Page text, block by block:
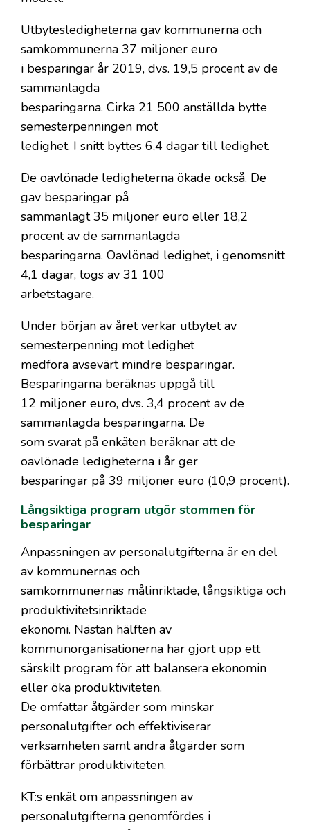
Utbytesledigheterna gav kommunerna och
samkommunerna 37 miljoner euro
i besparingar år 2019, dvs. 19,5 procent av de
sammanlagda
besparingarna. Cirka 21 500 anställda bytte
semesterpenningen mot
ledighet. I snitt byttes 6,4 dagar till ledighet.
De oavlönade ledigheterna ökade också. De
gav besparingar på
sammanlagt 35 miljoner euro eller 18,2
procent av de sammanlagda
besparingarna. Oavlönad ledighet, i genomsnitt
4,1 dagar, togs av 31 100
arbetstagare.
Under början av året verkar utbytet av
semesterpenning mot ledighet
medföra avsevärt mindre besparingar.
Besparingarna beräknas uppgå till
12 miljoner euro, dvs. 3,4 procent av de
sammanlagda besparingarna. De
som svarat på enkäten beräknar att de
oavlönade ledigheterna i år ger
besparingar på 39 miljoner euro (10,9 procent).
Långsiktiga program utgör stommen för
besparingar
Anpassningen av personalutgifterna är en del
av kommunernas och
samkommunernas målinriktade, långsiktiga och
produktivitetsinriktade
ekonomi. Nästan hälften av
kommunorganisationerna har gjort upp ett
särskilt program för att balansera ekonomin
eller öka produktiviteten.
De omfattar åtgärder som minskar
personalutgifter och effektiviserar
verksamheten samt andra åtgärder som
förbättrar produktiviteten.
KT:s enkät om anpassningen av
personalutgifterna genomfördes i